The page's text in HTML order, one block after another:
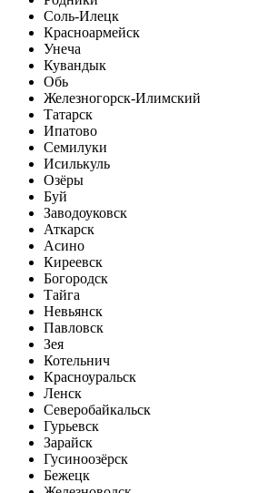
Соль-Илецк
Красноармейск
Унеча
Кувандык
Обь
Железногорск-Илимский
Татарск
Ипатово
Семилуки
Исилькуль
Озёры
Буй
Заводоуковск
Аткарск
Асино
Киреевск
Богородск
Тайга
Невьянск
Павловск
Зея
Котельнич
Красноуральск
Ленск
Северобайкальск
Гурьевск
Зарайск
Гусиноозёрск
Бежецк